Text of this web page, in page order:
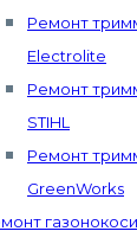
Ремонт
Electrolite
Ремонт
STIHL
Ремонт
GreenWorks